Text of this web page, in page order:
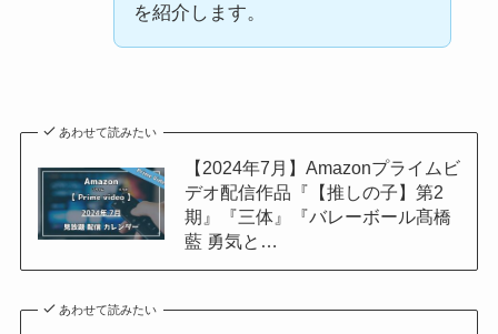
を紹介します。
あわせて読みたい
【2024年7月】Amazonプライムビ
デオ配信作品『【推しの子】第2
期』『三体』『バレーボール髙橋
藍 勇気と…
あわせて読みたい